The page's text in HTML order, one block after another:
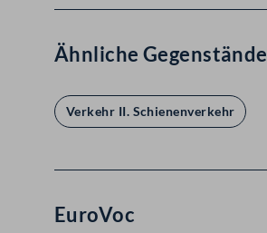
Ähnliche Gegenstände
Verkehr II. Schienenverkehr
EuroVoc